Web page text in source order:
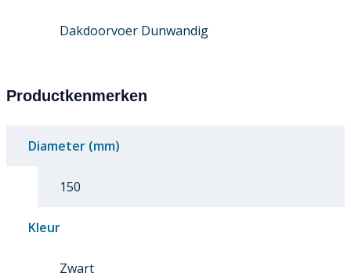
Dakdoorvoer Dunwandig
Productkenmerken
Diameter (mm)
150
Kleur
Zwart